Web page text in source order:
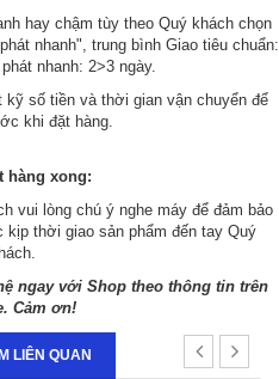
hay chậm tùy theo Quý khách chọn
nhanh", trung bình Giao tiêu chuẩn:
nhanh: 2>3 ngày.
số tiền và thời gian vận chuyển để
khi đặt hàng.
hàng xong:
vui lòng chú ý nghe máy để đảm bảo
kịp thời giao sản phẩm đến tay Quý
ngay với Shop theo thông tin trên
Cảm ơn!
LIÊN QUAN